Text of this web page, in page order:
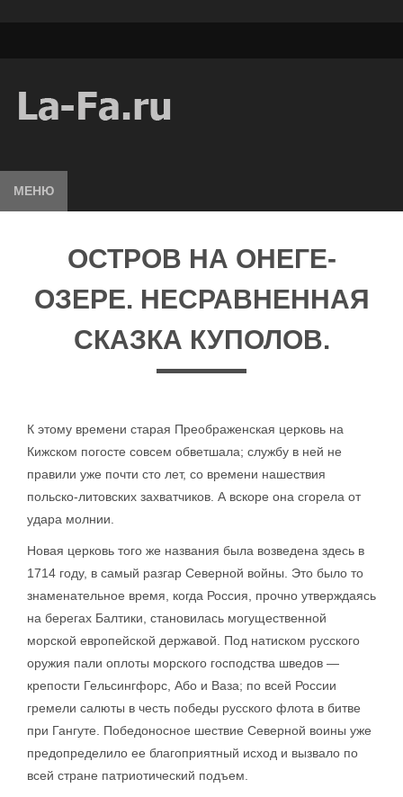
МЕНЮ
ОСТРОВ НА ОНЕГЕ-
ОЗЕРЕ. НЕСРАВНЕННАЯ
СКАЗКА КУПОЛОВ.
К этому времени старая Преображенская церковь на
Кижском погосте совсем обветшала; службу в ней не
правили уже почти сто лет, со времени нашествия
польско-литовских захватчиков. А вскоре она сгорела от
удара молнии.
Новая церковь того же названия была возведена здесь в
1714 году, в самый разгар Северной войны. Это было то
знаменательное время, когда Россия, прочно утверждаясь
на берегах Балтики, становилась могущественной
морской европейской державой. Под натиском русского
оружия пали оплоты морского господства шведов —
крепости Гельсингфорс, Або и Ваза; по всей России
гремели салюты в честь победы русского флота в битве
при Гангуте. Победоносное шествие Северной воины уже
предопределило ее благоприятный исход и вызвало по
всей стране патриотический подъем.